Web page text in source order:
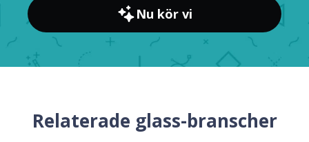
Nu kör vi
Relaterade glass-branscher